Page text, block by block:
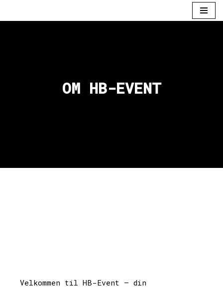
OM HB-EVENT
Velkommen til HB-Event – din